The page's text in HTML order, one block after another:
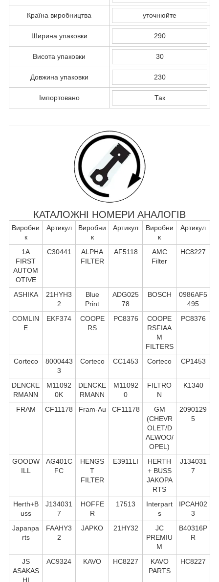
Країна виробництва уточнюйте
Ширина упаковки 290
Висота упаковки 30
Довжина упаковки 230
Імпортовано Так
КАТАЛОЖНІ НОМЕРИ АНАЛОГІВ
Виробни
к
Артикул
Виробни
к
Артикул
Виробни
к
Артикул
1A
FIRST
AUTOM
OTIVE
C30441
ALPHA
FILTER
AF5118
AMC
Filter
HC8227
ASHIKA
21HYH3
2
Blue
Print
ADG025
78
BOSCH
0986AF5
495
COMLIN
E
EKF374
COOPE
RS
PC8376
COOPE
RSFIAA
M
FILTERS
PC8376
Corteco
8000443
3
Corteco CC1453 Corteco CP1453
DENCKE
RMANN
M11092
0K
DENCKE
RMANN
M11092
0
FILTRO
N
K1340
FRAM CF11178 Fram-Au CF11178
GM
(CHEVR
OLET/D
AEWOO/
OPEL)
2090129
5
GOODW
ILL
AG401C
FC
HENGS
T
FILTER
E3911LI
HERTH
+ BUSS
JAKOPA
RTS
J134031
7
Herth+B
uss
J134031
7
HOFFE
R
17513
Interpart
s
IPCAH02
3
Japanpa
rts
FAAHY3
2
JAPKO 21HY32
JC
PREMIU
M
B40316P
R
JS
ASAKAS
HI
AC9324 KAVO HC8227
KAVO
PARTS
HC8227